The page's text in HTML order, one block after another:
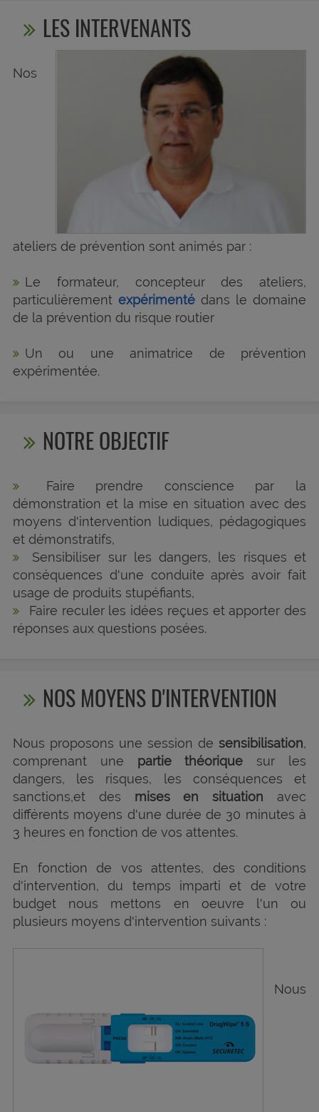
LES INTERVENANTS
Nos
ateliers de prévention sont animés par :
Le formateur, concepteur des ateliers,
particulièrement expérimenté dans le domaine
de la prévention du risque routier
Un ou une animatrice de prévention
expérimentée.
NOTRE OBJECTIF
Faire prendre conscience par la
démonstration et la mise en situation avec des
moyens d'intervention ludiques, pédagogiques
et démonstratifs,
Sensibiliser sur les dangers, les risques et
conséquences d'une conduite après avoir fait
usage de produits stupéfiants,
Faire reculer les idées reçues et apporter des
réponses aux questions posées.
NOS MOYENS D'INTERVENTION
Nous proposons une session de sensibilisation,
comprenant une partie théorique sur les
dangers, les risques, les conséquences et
sanctions,et des mises en situation avec
différents moyens d'une durée de 30 minutes à
3 heures en fonction de vos attentes.
En fonction de vos attentes, des conditions
d'intervention, du temps imparti et de votre
budget nous mettons en oeuvre l'un ou
plusieurs moyens d'intervention suivants :
Nous